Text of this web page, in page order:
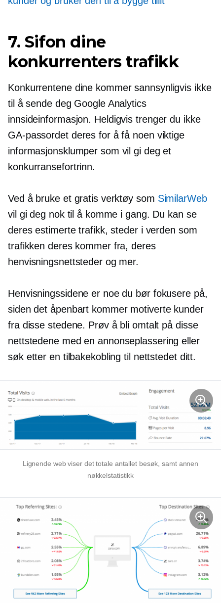
7. Sifon dine
konkurrenters trafikk
Konkurrentene dine kommer sannsynligvis ikke
til å sende deg Google Analytics
innsideinformasjon. Heldigvis trenger du ikke
GA-passordet deres for å få noen viktige
informasjonsklumper som vil gi deg et
konkurransefortrinn.
Ved å bruke et gratis verktøy som SimilarWeb
vil gi deg nok til å komme i gang. Du kan se
deres estimerte trafikk, steder i verden som
trafikken deres kommer fra, deres
henvisningsnettsteder og mer.
Henvisningssidene er noe du bør fokusere på,
siden det åpenbart kommer motiverte kunder
fra disse stedene. Prøv å bli omtalt på disse
nettstedene med en annonseplassering eller
søk etter en tilbakekobling til nettstedet ditt.
Lignende web viser det totale antallet besøk, samt annen
nøkkelstatistikk